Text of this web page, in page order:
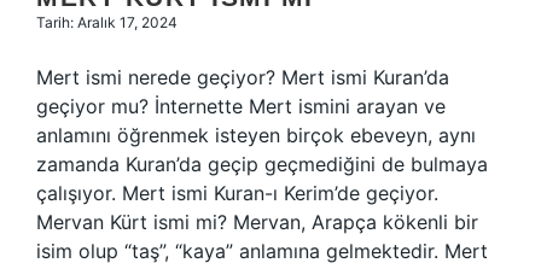
Tarih: Aralık 17, 2024
Mert ismi nerede geçiyor? Mert ismi Kuran’da
geçiyor mu? İnternette Mert ismini arayan ve
anlamını öğrenmek isteyen birçok ebeveyn, aynı
zamanda Kuran’da geçip geçmediğini de bulmaya
çalışıyor. Mert ismi Kuran-ı Kerim’de geçiyor.
Mervan Kürt ismi mi? Mervan, Arapça kökenli bir
isim olup “taş”, “kaya” anlamına gelmektedir. Mert